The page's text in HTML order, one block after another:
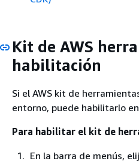
Kit de AWS
habilitación
Si el AWS kit de
entorno, puede habilitarlo
Para habilitar el kit de
En la barra de menús,